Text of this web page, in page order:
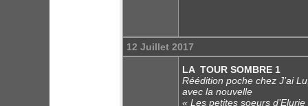
12 Juillet 2017
LA TOUR SOMBRE 1
Réédition poche chez J’ai
avec la nouvelle
« Les petites soeurs d’Elurie